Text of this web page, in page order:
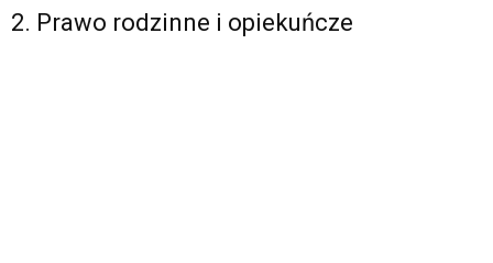
2. Prawo rodzinne i opiekuńcze